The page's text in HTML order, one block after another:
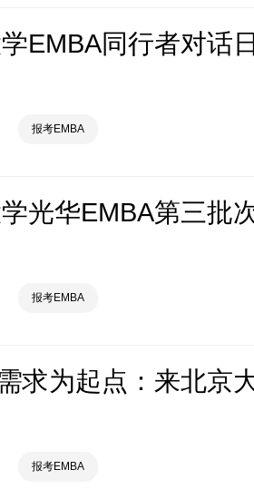
EMBA同行者对话日
报考EMBA
报考EMBA
报考EMBA